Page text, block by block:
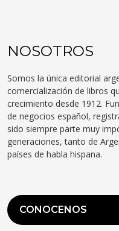
NOSOTROS
Somos la única editorial
comercialización de libros
crecimiento desde 1912.
de negocios español,
sido siempre parte muy
generaciones, tanto de
países de habla hispana.
CONOCENOS